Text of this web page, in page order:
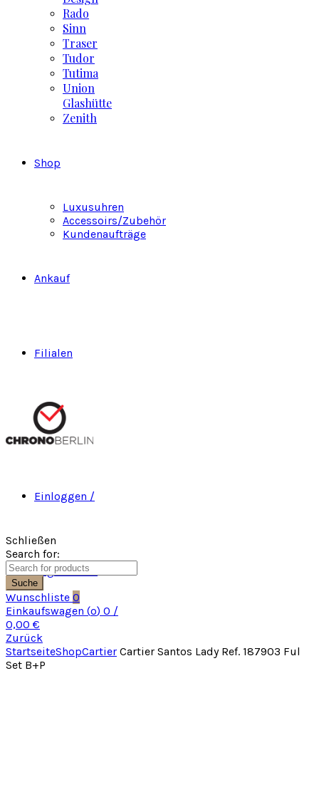
Rado
Sinn
Traser
Tudor
Tutima
Union
Glashütte
Zenith
Shop
Luxusuhren
Accessoirs/Zubehör
Kundenaufträge
Ankauf
Filialen
Einloggen /
Registrieren
Schließen
Search for:
Suche
Wunschliste 0
Einkaufswagen (o) 0 /
0,00 €
Zurück
StartseiteShopCartier Cartier Santos Lady Ref. 187903 Ful
Set B+P